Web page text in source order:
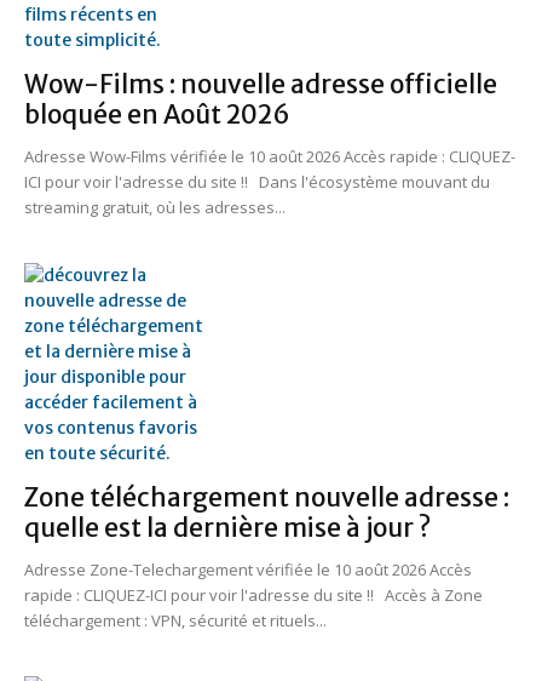
Wow-Films : nouvelle adresse officielle
bloquée en Août 2026
Adresse Wow-Films vérifiée le 10 août 2026 Accès rapide : CLIQUEZ-
ICI pour voir l'adresse du site !! Dans l'écosystème mouvant du
streaming gratuit, où les adresses...
Zone téléchargement nouvelle adresse :
quelle est la dernière mise à jour ?
Adresse Zone-Telechargement vérifiée le 10 août 2026 Accès
rapide : CLIQUEZ-ICI pour voir l'adresse du site !! Accès à Zone
téléchargement : VPN, sécurité et rituels...